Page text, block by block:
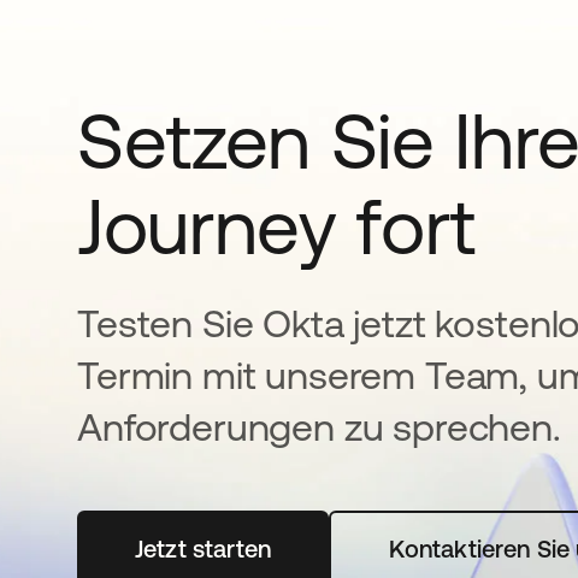
Setzen Sie
Journey fort
Testen Sie Okta jetzt
Termin mit unserem Team,
Anforderungen zu sprechen.
Jetzt startenwird in einer neuen Registerkarte
Kontaktieren Sie